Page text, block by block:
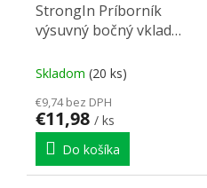
StrongIn Príborník
výsuvný bočný vklad
Skladom (20 ks)
€9,74 bez DPH
€11,98 / ks
Do košíka